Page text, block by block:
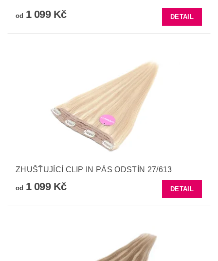
od 1 099 Kč DETAIL
ZHUŠŤUJÍCÍ CLIP IN PÁS ODSTÍN 27/613
od 1 099 Kč DETAIL